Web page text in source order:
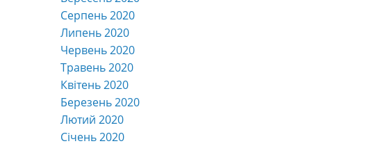
Серпень 2020
Липень 2020
Червень 2020
Травень 2020
Квітень 2020
Березень 2020
Лютий 2020
Січень 2020